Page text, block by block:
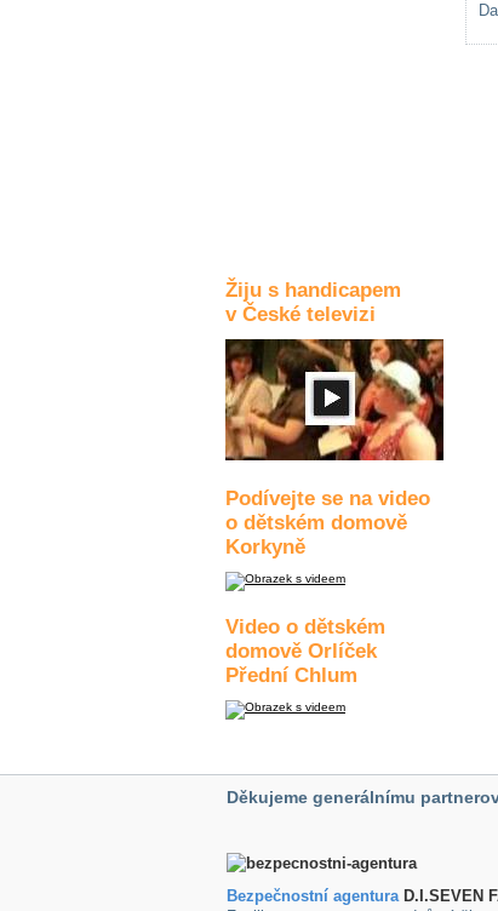
Žiju s handicapem
v České televizi
Podívejte se na video
o dětském domově
Korkyně
Video o dětském
domově Orlíček
Přední Chlum
Děkujeme generálnímu
Bezpečnostní agenturaD.I.SEVEN